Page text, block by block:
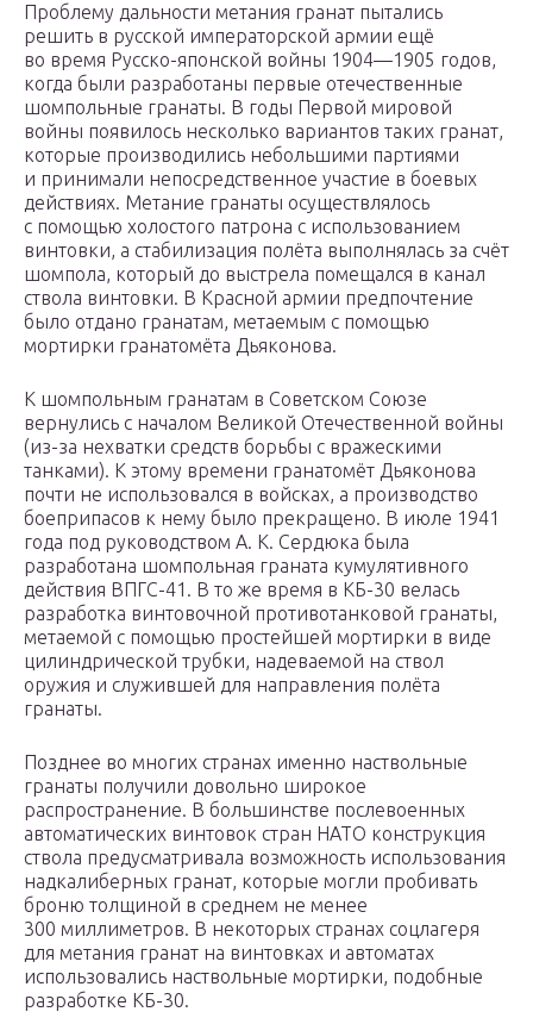
Проблему дальности метания гранат пытались
решить в русской императорской армии ещё
во время Русско-японской войны 1904—1905 годов,
когда были разработаны первые отечественные
шомпольные гранаты. В годы Первой мировой
войны появилось несколько вариантов таких гранат,
которые производились небольшими партиями
и принимали непосредственное участие в боевых
действиях. Метание гранаты осуществлялось
с помощью холостого патрона с использованием
винтовки, а стабилизация полёта выполнялась за счёт
шомпола, который до выстрела помещался в канал
ствола винтовки. В Красной армии предпочтение
было отдано гранатам, метаемым с помощью
мортирки гранатомёта Дьяконова.
К шомпольным гранатам в Советском Союзе
вернулись с началом Великой Отечественной войны
(из-за нехватки средств борьбы с вражескими
танками). К этому времени гранатомёт Дьяконова
почти не использовался в войсках, а производство
боеприпасов к нему было прекращено. В июле 1941
года под руководством А. К. Сердюка была
разработана шомпольная граната кумулятивного
действия ВПГС-41. В то же время в КБ-30 велась
разработка винтовочной противотанковой гранаты,
метаемой с помощью простейшей мортирки в виде
цилиндрической трубки, надеваемой на ствол
оружия и служившей для направления полёта
гранаты.
Позднее во многих странах именно наствольные
гранаты получили довольно широкое
распространение. В большинстве послевоенных
автоматических винтовок стран НАТО конструкция
ствола предусматривала возможность использования
надкалиберных гранат, которые могли пробивать
броню толщиной в среднем не менее
300 миллиметров. В некоторых странах соцлагеря
для метания гранат на винтовках и автоматах
использовались наствольные мортирки, подобные
разработке КБ-30.